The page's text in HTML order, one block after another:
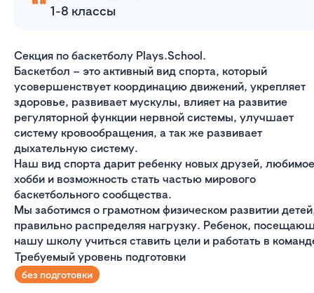
1-8 классы
Секция по баскетболу Plays.School.
Баскетбол – это активный вид спорта, который
усовершенствует координацию движений, укрепляет
здоровье, развивает мускулы, влияет на развитие
регуляторной функции нервной системы, улучшает
систему кровообращения, а так же развивает
дыхательную систему.
Наш вид спорта дарит ребенку новых друзей, любимое
хобби и возможность стать частью мирового
баскетбольного сообщества.
Мы заботимся о грамотном физическом развитии
правильно распределяя нагрузку. Ребенок,
нашу школу учиться ставить цели и работать в
Требуемый уровень подготовки
без подготовки